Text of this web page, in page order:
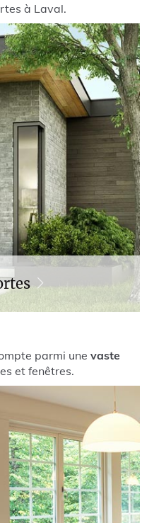
à Laval.
parmi une vaste
et fenêtres.